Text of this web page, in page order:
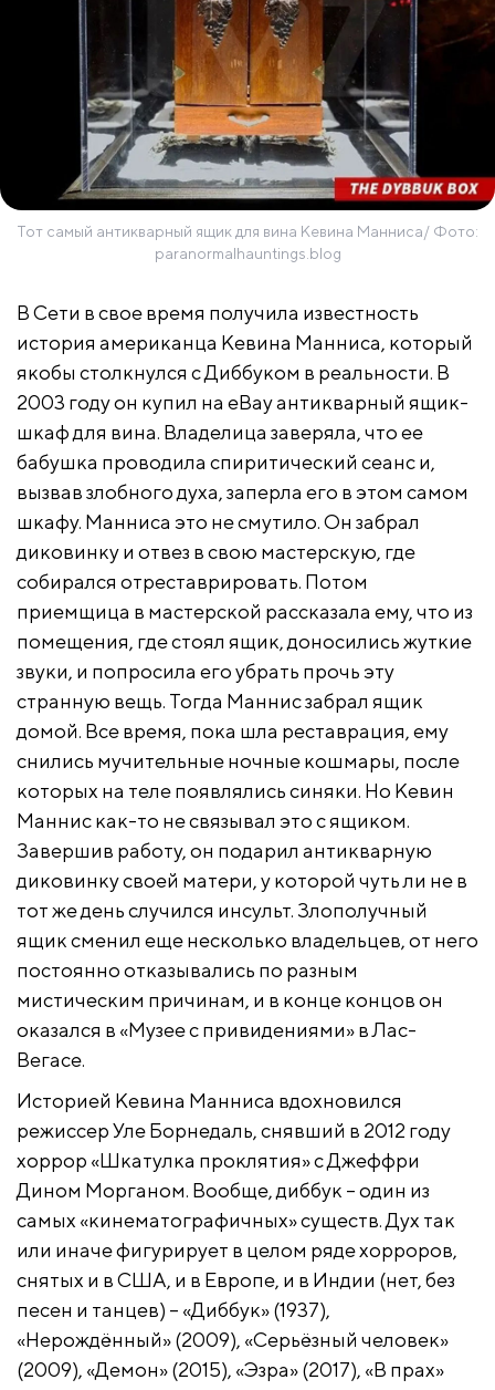
Тот самый антикварный ящик для вина Кевина Манниса/ Фото:
paranormalhauntings.blog
В Сети в свое время получила известность
история американца Кевина Манниса, который
якобы столкнулся с Диббуком в реальности. В
2003 году он купил на eBay антикварный ящик-
шкаф для вина. Владелица заверяла, что ее
бабушка проводила спиритический сеанс и,
вызвав злобного духа, заперла его в этом самом
шкафу. Манниса это не смутило. Он забрал
диковинку и отвез в свою мастерскую, где
собирался отреставрировать. Потом
приемщица в мастерской рассказала ему, что из
помещения, где стоял ящик, доносились жуткие
звуки, и попросила его убрать прочь эту
странную вещь. Тогда Маннис забрал ящик
домой. Все время, пока шла реставрация, ему
снились мучительные ночные кошмары, после
которых на теле появлялись синяки. Но Кевин
Маннис как-то не связывал это с ящиком.
Завершив работу, он подарил антикварную
диковинку своей матери, у которой чуть ли не в
тот же день случился инсульт. Злополучный
ящик сменил еще несколько владельцев, от него
постоянно отказывались по разным
мистическим причинам, и в конце концов он
оказался в «Музее с привидениями» в Лас-
Вегасе.
Историей Кевина Манниса вдохновился
режиссер Уле Борнедаль, снявший в 2012 году
хоррор «Шкатулка проклятия» с Джеффри
Дином Морганом. Вообще, диббук – один из
самых «кинематографичных» существ. Дух так
или иначе фигурирует в целом ряде хорроров,
снятых и в США, и в Европе, и в Индии (нет, без
песен и танцев) – «Диббук» (1937),
«Нерождённый» (2009), «Серьёзный человек»
(2009), «Демон» (2015), «Эзра» (2017), «В прах»